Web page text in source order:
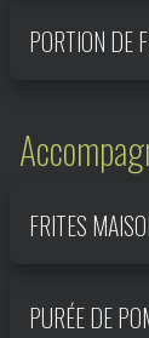
PORTION DE
FRITES
PURÉE DE